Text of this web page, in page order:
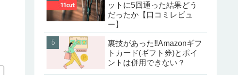
ットに5回通った結果どう
だったか【口コミレビュ
ー】
裏技があった‼Amazonギフ
トカード(ギフト券)とポイ
ントは併用できない？